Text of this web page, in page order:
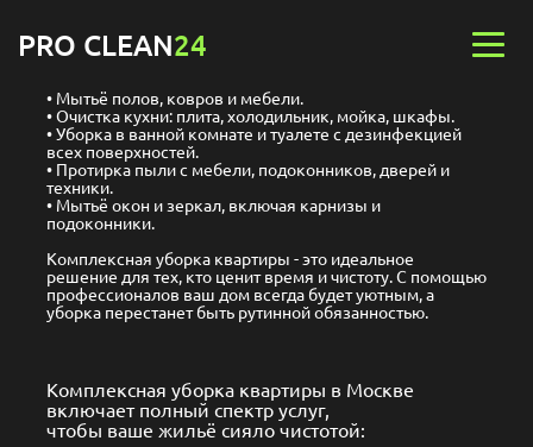
PRO CLEAN24
Мытьё полов, ковров и мебели.
Очистка кухни: плита, холодильник, мойка, шкафы.
Уборка в ванной комнате и туалете с дезинфекцией
всех поверхностей.
Протирка пыли с мебели, подоконников, дверей и
техники.
Мытьё окон и зеркал, включая карнизы и
подоконники.
Комплексная уборка квартиры - это идеальное
решение для тех, кто ценит время и чистоту. С помощью
профессионалов ваш дом всегда будет уютным, а
уборка перестанет быть рутинной обязанностью.
Комплексная уборка квартиры в Москве
включает полный спектр услуг,
чтобы ваше жильё сияло чистотой: